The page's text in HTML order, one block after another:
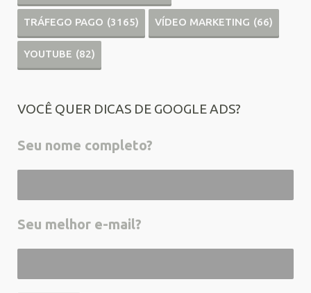
TRÁFEGO PAGO (3165) VÍDEO MARKETING (66)
YOUTUBE (82)
VOCÊ QUER DICAS DE GOOGLE ADS?
Seu nome completo?
Seu melhor e-mail?